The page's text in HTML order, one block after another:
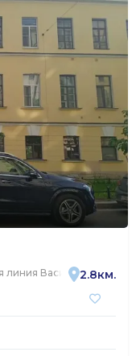
линия Васильевского
2.8км.